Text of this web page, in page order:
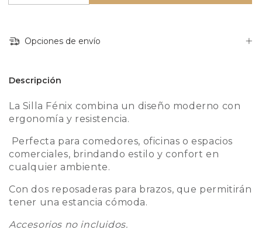
Opciones de envío
Descripción
La Silla Fénix combina un diseño moderno con
ergonomía y resistencia.
Perfecta para comedores, oficinas o espacios
comerciales, brindando estilo y confort en
cualquier ambiente.
Con dos reposaderas para brazos, que permitirán
tener una estancia cómoda.
Accesorios no incluidos.